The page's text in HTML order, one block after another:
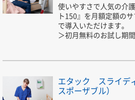
使いやすさで人気の介
ト150』を月額定額の
で導入いただけます。
＞初月無料のお試し期
エタック スライデ
スポーザブル）